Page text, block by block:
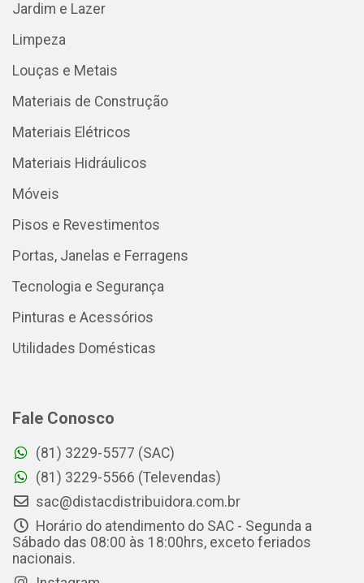
Jardim e Lazer
Limpeza
Louças e Metais
Materiais de Construção
Materiais Elétricos
Materiais Hidráulicos
Móveis
Pisos e Revestimentos
Portas, Janelas e Ferragens
Tecnologia e Segurança
Pinturas e Acessórios
Utilidades Domésticas
Fale Conosco
(81) 3229-5577 (SAC)
(81) 3229-5566 (Televendas)
sac@distacdistribuidora.com.br
Horário do atendimento do SAC - Segunda a
Sábado das 08:00 às 18:00hrs, exceto feriados
nacionais.